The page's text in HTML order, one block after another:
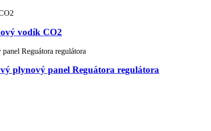
vodík CO2
plynový panel Reguátora regulátora